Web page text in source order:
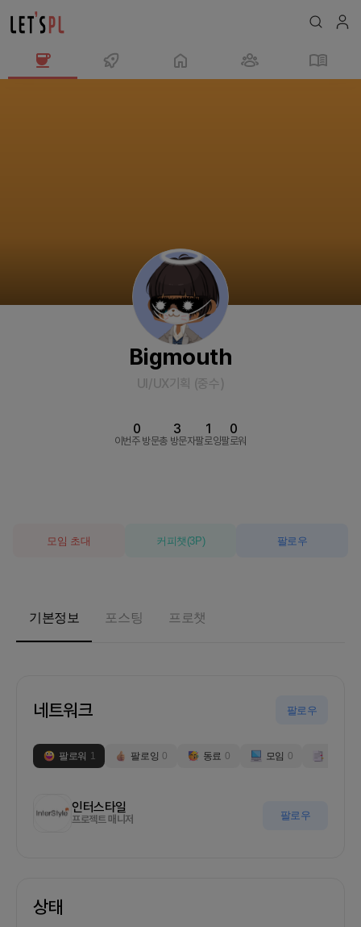
Bigmouth
UI/UX기획 (중수)
이번주 방문
0
총 방문자
3
팔로잉
1
팔로워
0
모임 초대 커피챗 (3P) 팔로우
기본정보 포스팅 프로챗
네트워크 팔로우
팔로워 1 팔로잉 0 동료 0 모임 0
인터스타일
프로젝트 매니저 팔로우
상태